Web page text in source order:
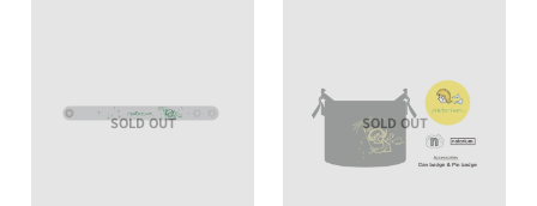
SOLD OUT SOLD OUT